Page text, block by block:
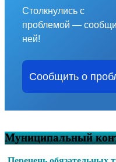
Столкнулись с
проблемой —
ней!
Сообщить о
Муниципальный